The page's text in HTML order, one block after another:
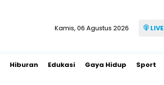
Kamis, 06 Agustus 2026 LIVE
Hiburan Edukasi Gaya Hidup Sport